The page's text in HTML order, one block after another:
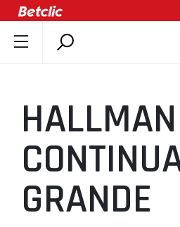
ÚLTIMAS
COMPETIÇÕES
ASSOCIAÇÕES
CLUBES
AGENTES
HALLMAN
GRANDE